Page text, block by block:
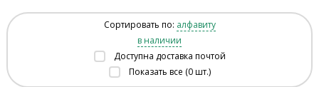
Сортировать по: алфавиту
в наличии
Доступна доставка почтой
Показать все (0 шт.)